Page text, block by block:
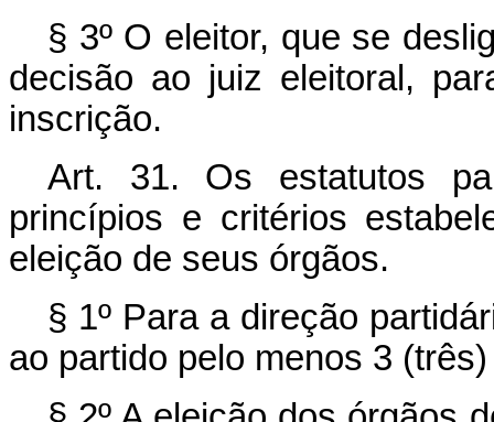
§ 3º O eleitor, que se
decisão ao juiz eleitoral,
inscrição.
Art. 31. Os estatutos
princípios e critérios
eleição de seus órgãos.
§ 1º Para a direção
ao partido pelo menos 3